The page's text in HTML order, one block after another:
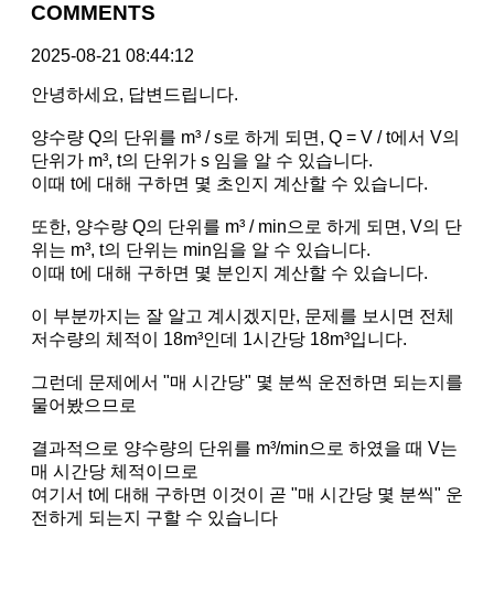
COMMENTS
2025-08-21 08:44:12
안녕하세요, 답변드립니다.
양수량 Q의 단위를 m³ / s로 하게 되면, Q = V / t에서 V의
단위가 m³, t의 단위가 s 임을 알 수 있습니다.
이때 t에 대해 구하면 몇 초인지 계산할 수 있습니다.
또한, 양수량 Q의 단위를 m³ / min으로 하게 되면, V의 단
위는 m³, t의 단위는 min임을 알 수 있습니다.
이때 t에 대해 구하면 몇 분인지 계산할 수 있습니다.
이 부분까지는 잘 알고 계시겠지만, 문제를 보시면 전체
저수량의 체적이 18m³인데 1시간당 18m³입니다.
그런데 문제에서 "매 시간당" 몇 분씩 운전하면 되는지를
물어봤으므로
결과적으로 양수량의 단위를 m³/min으로 하였을 때 V는
매 시간당 체적이므로
여기서 t에 대해 구하면 이것이 곧 "매 시간당 몇 분씩" 운
전하게 되는지 구할 수 있습니다